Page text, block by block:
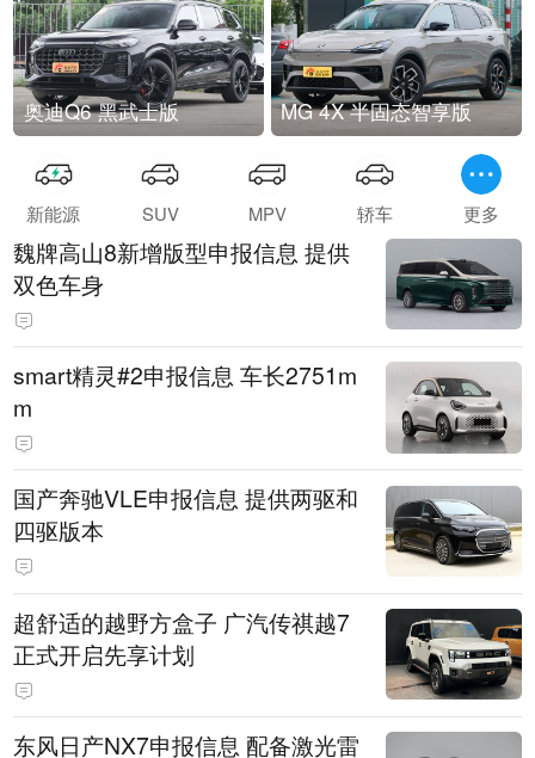
奥迪Q6 黑武士版 MG 4X 半固态智享版
新能源 SUV MPV 轿车 更多
魏牌高山8新增版型申报信息 提供
双色车身
smart精灵#2申报信息 车长2751m
m
国产奔驰VLE申报信息 提供两驱和
四驱版本
超舒适的越野方盒子 广汽传祺越7
正式开启先享计划
东风日产NX7申报信息 配备激光雷